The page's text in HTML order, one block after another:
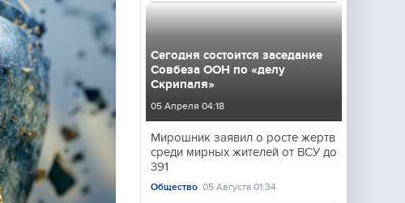
Сегодня состоится заседание
Совбеза ООН по «делу
Скрипаля»
05 Апреля 04:18
Мирошник заявил о росте жертв
среди мирных жителей от ВСУ до
391
Общество 05 Августа 01:34